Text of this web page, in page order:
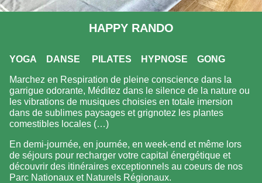
HAPPY RANDO
YOGA DANSE PILATES HYPNOSE GONG
Marchez en Respiration de pleine conscience dans la
garrigue odorante, Méditez dans le silence de la nature ou
les vibrations de musiques choisies en totale imersion
dans de sublimes paysages et grignotez les plantes
comestibles locales (…)
En demi-journée, en journée, en week-end et même lors
de séjours pour recharger votre capital énergétique et
découvrir des itinéraires exceptionnels au coeurs de nos
Parc Nationaux et Naturels Régionaux.